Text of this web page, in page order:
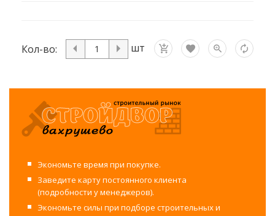
Кол-во: шт
Экономьте время при покупке.
Заведите карту постоянного клиента
(подробности у менеджеров).
Экономьте силы при подборе строительных и